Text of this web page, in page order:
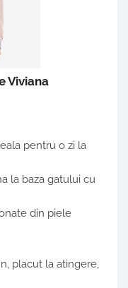
Viviana
pentru o zi la
la baza gatului cu
din piele
placut la atingere,